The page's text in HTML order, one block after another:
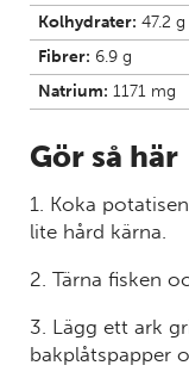
Kolhydrater: 47.2 g
Fibrer: 6.9 g
Natrium: 1171 mg
Gör så här
1. Koka
lite hård kärna.
2. Tärna fisken
3. Lägg ett ark
bakplåtspapper